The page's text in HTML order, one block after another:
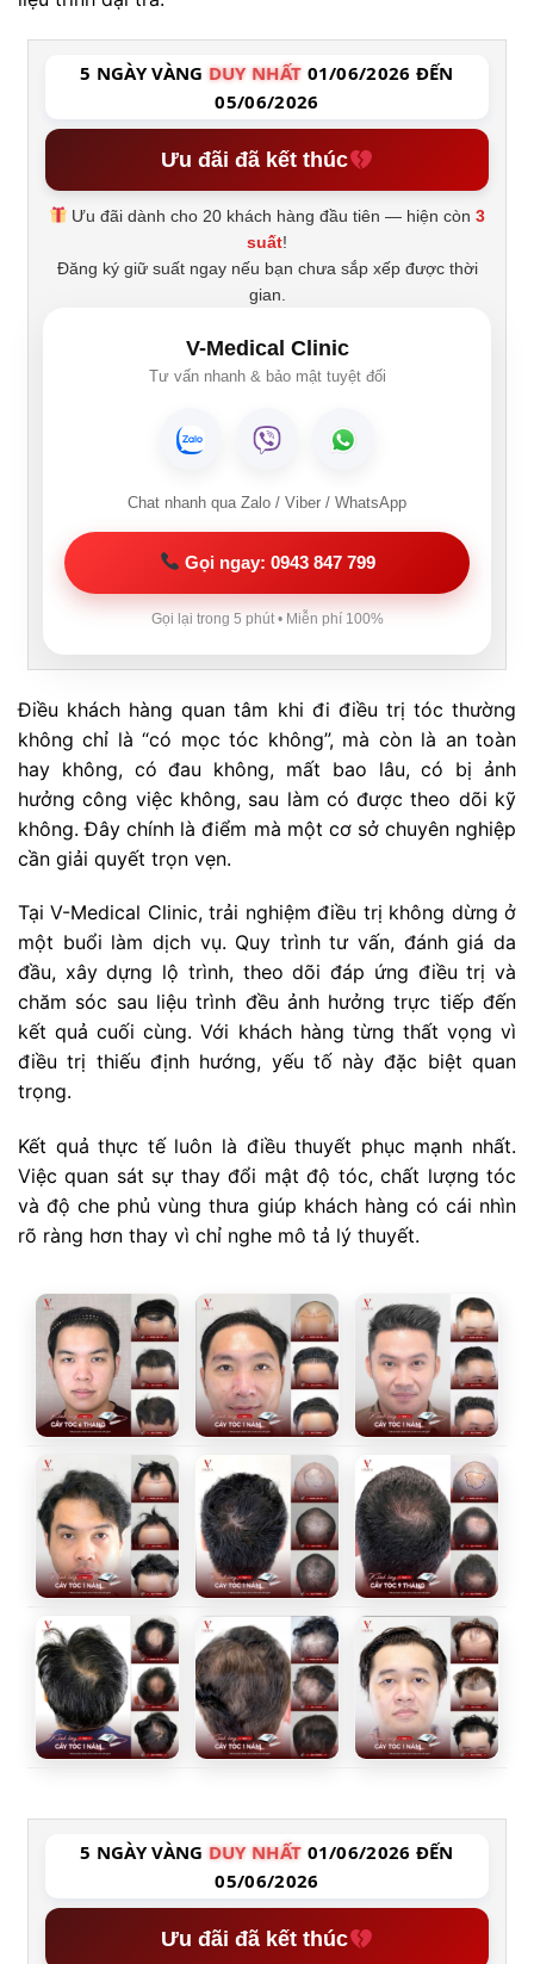
5 NGÀY VÀNG DUY NHẤT 01/06/2026 ĐẾN
05/06/2026
Ưu đãi đã kết thúc
Ưu đãi dành cho 20 khách hàng đầu tiên — hiện còn3
suất!
Đăng ký giữ suất ngay nếu bạn chưa sắp xếp được thời
gian.
V-Medical Clinic
Tư vấn nhanh & bảo mật tuyệt đối
Chat nhanh qua Zalo / Viber / WhatsApp
Gọi ngay: 0943 847 799
Gọi lại trong 5 phút • Miễn phí 100%
Điều khách hàng quan tâm khi đi điều trị tóc thường
không chỉ là “có mọc tóc không”, mà còn là an toàn
hay không, có đau không, mất bao lâu, có bị ảnh
hưởng công việc không, sau làm có được theo dõi kỹ
không. Đây chính là điểm mà một cơ sở chuyên nghiệp
cần giải quyết trọn vẹn.
Tại V-Medical Clinic, trải nghiệm điều trị không dừng ở
một buổi làm dịch vụ. Quy trình tư vấn, đánh giá da
đầu, xây dựng lộ trình, theo dõi đáp ứng điều trị và
chăm sóc sau liệu trình đều ảnh hưởng trực tiếp đến
kết quả cuối cùng. Với khách hàng từng thất vọng vì
điều trị thiếu định hướng, yếu tố này đặc biệt quan
trọng.
Kết quả thực tế luôn là điều thuyết phục mạnh nhất.
Việc quan sát sự thay đổi mật độ tóc, chất lượng tóc
và độ che phủ vùng thưa giúp khách hàng có cái nhìn
rõ ràng hơn thay vì chỉ nghe mô tả lý thuyết.
5 NGÀY VÀNG DUY NHẤT 01/06/2026 ĐẾN
05/06/2026
Ưu đãi đã kết thúc